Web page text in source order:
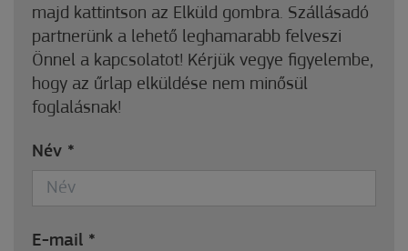
majd kattintson az Elküld gombra. Szállásadó
partnerünk a lehető leghamarabb felveszi
Önnel a kapcsolatot! Kérjük vegye figyelembe,
hogy az űrlap elküldése nem minősül
foglalásnak!
Név *
E-mail *